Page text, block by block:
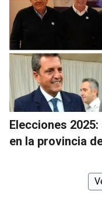
Elecciones
en la provincia